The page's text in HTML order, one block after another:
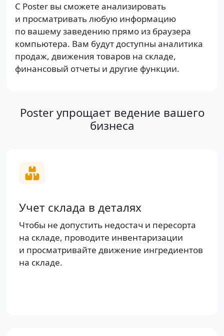
С Poster вы сможете анализировать
и просматривать любую информацию
по вашему заведению прямо из браузера
компьютера. Вам будут доступны аналитика
продаж, движения товаров на складе,
финансовый отчеты и другие функции.
Poster упрощает ведение вашего
бизнеса
Учет склада в деталях
Чтобы не допустить недостач и пересорта
на складе, проводите инвентаризации
и просматривайте движение ингредиентов
на складе.